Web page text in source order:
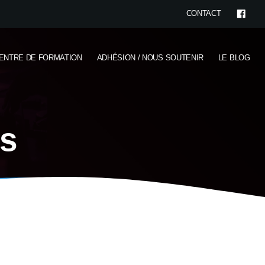
CONTACT
DE FORMATION ADHÉSION / NOUS SOUTENIR LE BLOG